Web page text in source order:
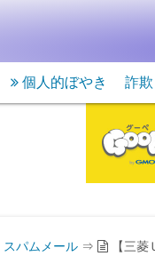
個人的ぼやき 詐
スパムメール ⇒
【三